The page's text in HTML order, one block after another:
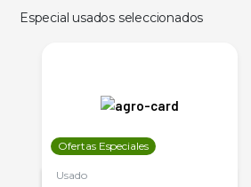
Especial usados seleccionados
Ofertas Especiales
Usado